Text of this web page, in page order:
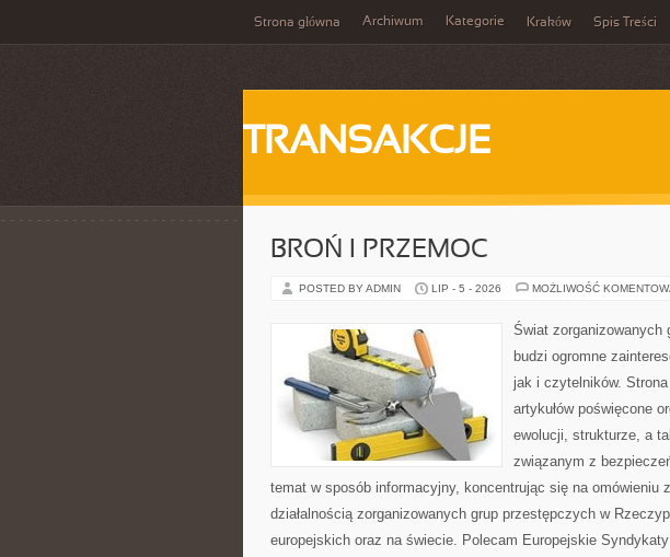
Strona główna Archiwum Kategorie Kraków Spis Treści
TRANSAKCJE
BROŃ I PRZEMOC
POSTED BY ADMIN LIP - 5 - 2026 MOŻLIWOŚĆ
Świat zorganizowanych
budzi ogromne
jak i czytelników.
artykułów poświęcone
ewolucji, strukturze, a
związanym z
temat w sposób informacyjny, koncentrując się na omówieniu
działalnością zorganizowanych grup przestępczych w
europejskich oraz na świecie. Polecam Europejskie